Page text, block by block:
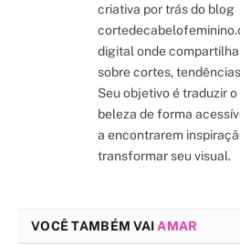
criativa por trás do blog
digital onde
sobre cortes,
Seu objetivo é traduzir
beleza de forma
a encontrarem
transformar seu visual.
VOCÊ TAMBÉM VAI AMAR